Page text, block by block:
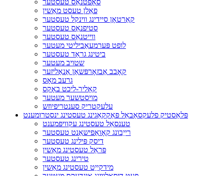
פאַלן טעסט מאַשין
קאַרטאָן סיידינג ווינקל טעסטער
סטיפנאַס טעסטער
ווייטנאַס טעסטער
לופט פּערמעאַביליטי מעטער
ביטינג גראַד טעסטער
שטויב מעטער
קאָבב אַבזאָרפּשאַן אַנאַליזער
גרעב מאָס
קאָליר-ליכט באָקס
מויסטשער מעטער
עלעקטריק סענטריפיוזש
פּלאַסטיק פלעקסאַבאַל פּאַקקאַגינג טעסטינג ינסטרומענט
טענסאַל טעסטינג עקוויפּמענט
רייַבונג קאָואַפישאַנט טעסטער
דיסק פּילינג טעסטער
פּראַל טעסטינג מאַשין
טירינג טעסטער
מידקייַט טעסטינג מאַשין